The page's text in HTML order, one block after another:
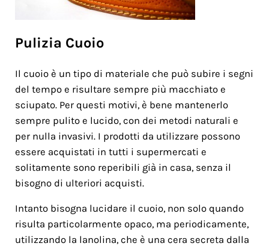
Pulizia Cuoio
Il cuoio è un tipo di materiale che può subire i segni
del tempo e risultare sempre più macchiato e
sciupato. Per questi motivi, è bene mantenerlo
sempre pulito e lucido, con dei metodi naturali e
per nulla invasivi. I prodotti da utilizzare possono
essere acquistati in tutti i supermercati e
solitamente sono reperibili già in casa, senza il
bisogno di ulteriori acquisti.
Intanto bisogna lucidare il cuoio, non solo quando
risulta particolarmente opaco, ma periodicamente,
utilizzando la lanolina, che è una cera secreta dalla